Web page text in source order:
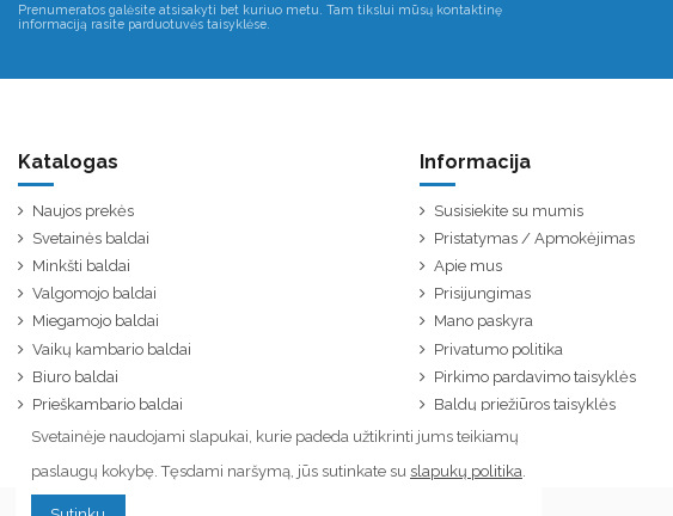
Prenumeratos galėsite atsisakyti bet kuriuo metu. Tam tikslui mūsų kontaktinę
informaciją rasite parduotuvės taisyklėse.
Katalogas
Naujos prekės
Svetainės baldai
Minkšti baldai
Valgomojo baldai
Miegamojo baldai
Vaikų kambario baldai
Biuro baldai
Prieškambario baldai
Informacija
Susisiekite su mumis
Pristatymas / Apmokėjimas
Apie mus
Prisijungimas
Mano paskyra
Privatumo politika
Pirkimo pardavimo taisyklės
Baldų priežiūros taisyklės
Svetainėje naudojami slapukai, kurie padeda užtikrinti jums teikiamų
paslaugų kokybę. Tęsdami naršymą, jūs sutinkate su slapukų politika